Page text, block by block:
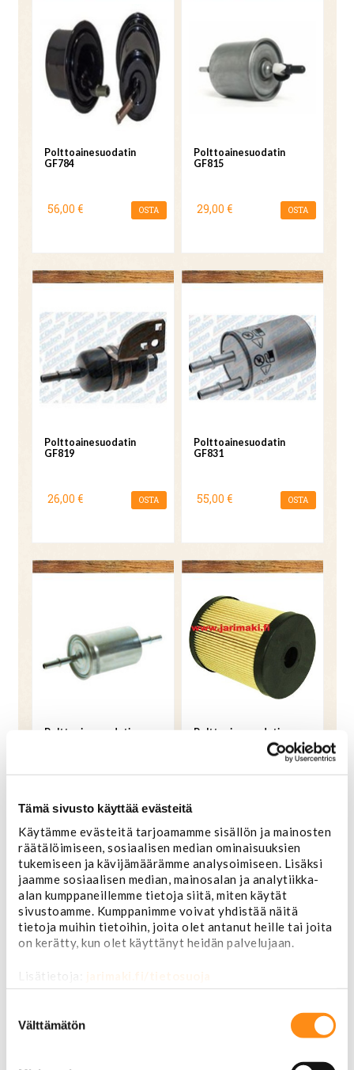
Tämä sivusto käyttää evästeitä
Käytämme evästeitä tarjoamamme sisällön ja mainosten
räätälöimiseen, sosiaalisen median ominaisuuksien
tukemiseen ja kävijämäärämme analysoimiseen. Lisäksi
jaamme sosiaalisen median, mainosalan ja analytiikka-
alan kumppaneillemme tietoja siitä, miten käytät
sivustoamme. Kumppanimme voivat yhdistää näitä
tietoja muihin tietoihin, joita olet antanut heille tai joita
on kerätty, kun olet käyttänyt heidän palvelujaan.
Lisätietoja: jarimaki.fi/tietosuoja
valinta
Välttämätön
Polttoainesuodatin
GF784
56,00 € OSTA
Polttoainesuodatin
GF815
29,00 € OSTA
Polttoainesuodatin
GF819
26,00 € OSTA
Polttoainesuodatin
GF831
55,00 € OSTA
Polttoainesuodatin
Polttoainesuodatin
Polttoainesuodatin
GF836